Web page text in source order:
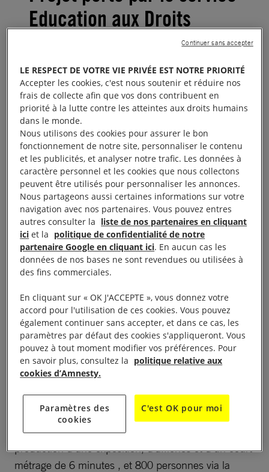
Education aux Droits
International France
Concevoir des ateliers de
formation et produire un guide
pédagogique réservé aux
professionnels de l’éducation et
de l’animation.
Ce projet vise à lutter contre les propos et discours
toxiques en permettant à des jeunes et des adultes
de faire valoir leurs droits humains et de défendre
ceux d’autrui.
En 2018 plus de 120 jeunes de 16 à 25 ans qui ont
été sensibilisés à la lutte contre les discours
toxiques, dans le cadre de journées d’ateliers menés
en partenariats avec des structures locales
(associations, collectivités, etc.).
Les actions de formation directe et de sensibilisation
virtuelle ont permis de toucher, à l’issue du projet en
2019, près de 200 jeunes et leur entourage, avec la
production d’une exposition, d’affiches et d’un court
métrage de 6 minutes , et 800 personnes via la
LE RESPECT DE VOTRE VIE PRIVÉE EST NOTRE PRIORITÉ
Accepter les cookies, c'est nous soutenir et réduire nos
frais de collecte afin que vos dons contribuent en
priorité à la lutte contre les atteintes aux droits humains
dans le monde.
Nous utilisons des cookies pour assurer le bon
fonctionnement de notre site, personnaliser le contenu
et les publicités, et analyser notre trafic. Les données à
caractère personnel et les cookies que nous collectons
peuvent être utilisés pour personnaliser les annonces.
Nous partageons aussi certaines informations sur votre
navigation avec nos partenaires. Vous pouvez entres
autres consulter la liste de nos partenaires en cliquant
ici et la politique de confidentialité de notre
partenaire Google en cliquant ici. En aucun cas les
données de nos bases ne sont revendues ou utilisées à
des fins commerciales.
En cliquant sur « OK J'ACCEPTE », vous donnez votre
accord pour l'utilisation de ces cookies. Vous pouvez
également continuer sans accepter, et dans ce cas, les
paramètres par défaut des cookies s'appliqueront. Vous
pouvez à tout moment modifier vos préférences. Pour
en savoir plus, consultez la politique relative aux
cookies d’Amnesty.
Paramètres des
cookies
C'est OK pour moi
Continuer sans accepter